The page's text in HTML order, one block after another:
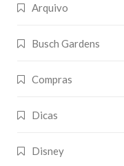
Arquivo
Busch Gardens
Compras
Dicas
Disney